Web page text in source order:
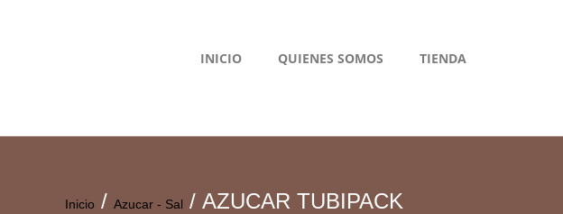
INICIO QUIENES SOMOS TIENDA
Inicio / Azucar - Sal / AZUCAR TUBIPACK